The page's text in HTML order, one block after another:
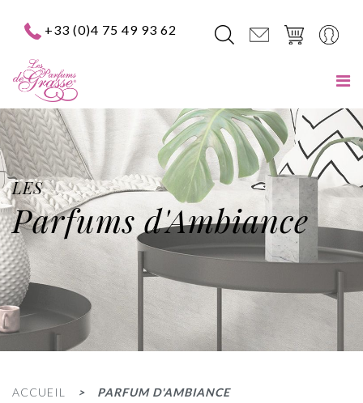
+33 (0)4 75 49 93 62
LES
Parfums d'Ambiance
ACCUEIL PARFUM D'AMBIANCE